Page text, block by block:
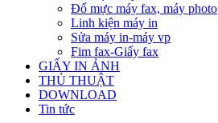
Đổ mực máy fax, máy photo
Linh kiện máy in
Sửa máy in-máy vp
Fim fax-Giấy fax
GIẤY IN ẢNH
THỦ THUẬT
DOWNLOAD
Tin tức